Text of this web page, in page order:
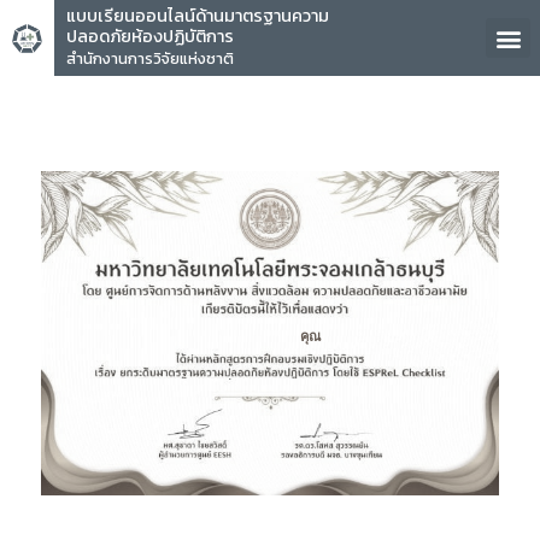
แบบเรียนออนไลน์ด้านมาตรฐานความ
ปลอดภัยห้องปฏิบัติการ
สำนักงานการวิจัยแห่งชาติ
คุณ